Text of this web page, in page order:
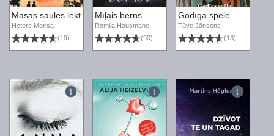
Māsas saules lēktā
Hetere Morisa
(19)
Mīļais bērns
Romija Hausmane
(90)
Godīga spēle
Tūve Jānsone
(13)